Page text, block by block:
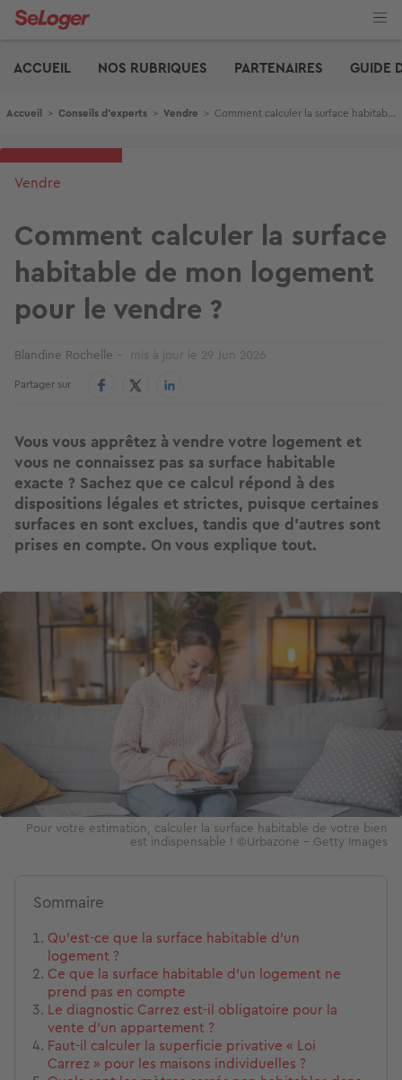
Aller
ACCUEIL
NOS RUBRIQUES PARTENAIRES GUIDE
Fil d'Ariane
Accueil > Conseils d'experts > Vendre > Comment calculer la surface habitable de mon logement pour le vendre ?
Vendre
Comment calculer la surface
habitable de mon logement
pour le vendre ?
Blandine Rochelle mis à jour le 29 Jun 2026
Partager sur
Vous vous apprêtez à vendre votre logement et
vous ne connaissez pas sa surface habitable
exacte ? Sachez que ce calcul répond à des
dispositions légales et strictes, puisque certaines
surfaces en sont exclues, tandis que d'autres sont
prises en compte. On vous explique tout.
Image
Pour votre estimation, calculer la surface habitable de votre bien
est indispensable ! ©Urbazone – Getty Images
Sommaire
Qu'est-ce que la surface habitable d'un
logement ?
Ce que la surface habitable d'un logement ne
prend pas en compte
Le diagnostic Carrez est-il obligatoire pour la
vente d'un appartement ?
Faut-il calculer la superficie privative « Loi
Carrez » pour les maisons individuelles ?